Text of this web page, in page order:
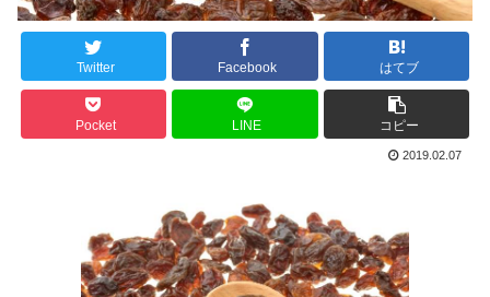
Twitter Facebook はてブ
Pocket LINE コピー
2019.02.07